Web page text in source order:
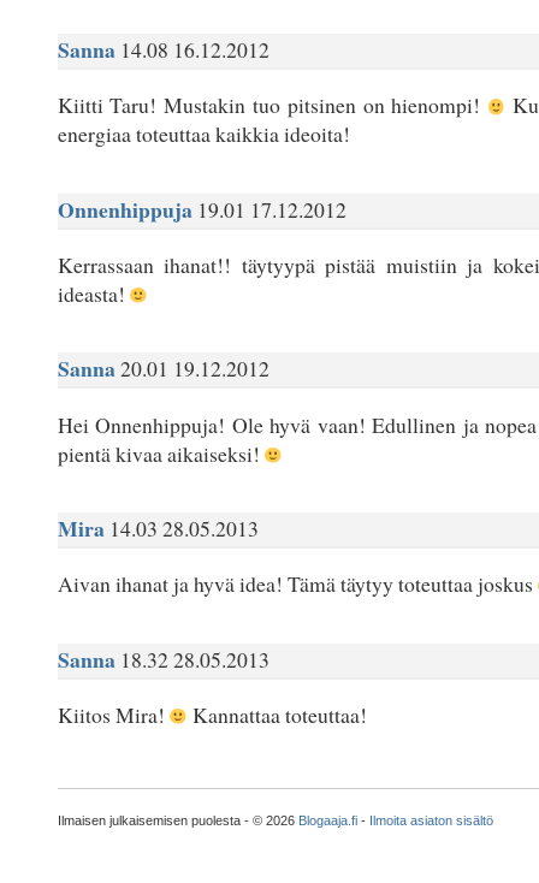
Sanna14.08 16.12.2012
Kiitti Taru! Mustakin tuo pitsinen on hienompi!
energiaa toteuttaa kaikkia ideoita!
Onnenhippuja 19.01 17.12.2012
Kerrassaan ihanat!! täytyypä pistää muistiin ja
ideasta!
Sanna20.01 19.12.2012
Hei Onnenhippuja! Ole hyvä vaan! Edullinen ja
pientä kivaa aikaiseksi!
Mira14.03 28.05.2013
Aivan ihanat ja hyvä idea! Tämä täytyy toteuttaa joskus
Sanna 18.32 28.05.2013
Kiitos Mira!
Kannattaa toteuttaa!
Ilmaisen julkaisemisen puolesta - © 2026 Blogaaja.fi- Ilmoita asiaton sisältö